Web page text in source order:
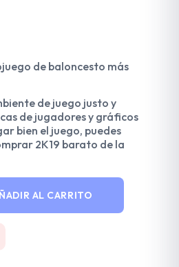
de baloncesto más
de juego justo y
de jugadores y gráficos
bien el juego, puedes
2K19 barato de la
AL CARRITO